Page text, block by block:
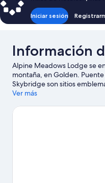
Iniciar sesión
Información
Alpine Meadows Lodge se
montaña, en Golden.
Skybridge son sitios
Resort y Teleférico Golden
No te pierdas Centro de
Ver más